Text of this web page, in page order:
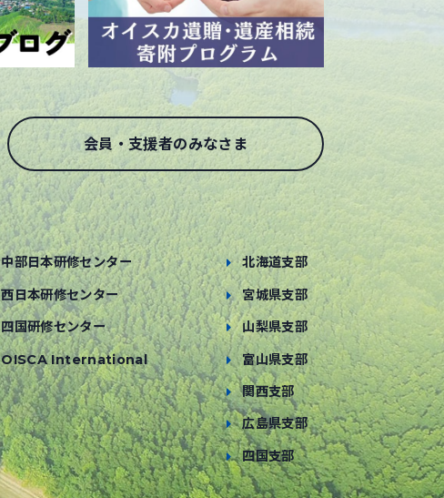
会員・支援者のみなさま
中部日本研修センター
西日本研修センター
四国研修センター
OISCA International
北海道支部
宮城県支部
山梨県支部
富山県支部
関西支部
広島県支部
四国支部